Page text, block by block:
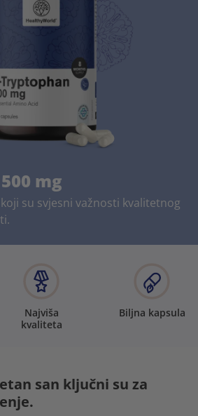
mg
su svjesni važnosti kvalitetnog
Najviša
kvaliteta
Biljna kapsula
san ključni su za